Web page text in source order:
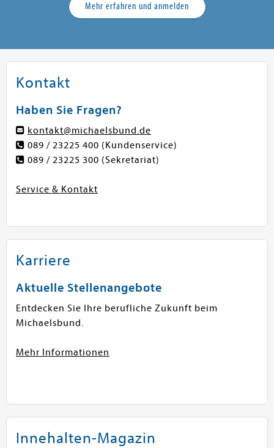
Mehr erfahren und anmelden
Kontakt
Haben Sie Fragen?
kontakt@michaelsbund.de
089 / 23225 400 (Kundenservice)
089 / 23225 300 (Sekretariat)
Service & Kontakt
Karriere
Aktuelle Stellenangebote
Entdecken Sie Ihre berufliche Zukunft beim
Michaelsbund.
Mehr Informationen
Innehalten-Magazin